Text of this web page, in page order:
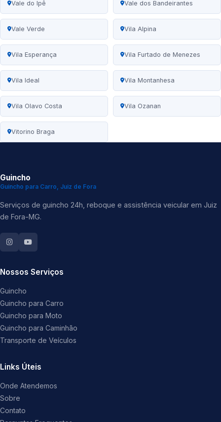
Vale do Ipê Vale dos Bandeirantes
Vale Verde Vila Alpina
Vila Esperança Vila Furtado de Menezes
Vila Ideal Vila Montanhesa
Vila Olavo Costa Vila Ozanan
Vitorino Braga
Guincho
Guincho para Carro, Juiz de Fora
Serviços de guincho 24h, reboque e assistência veicular em Juiz
de Fora-MG.
Nossos Serviços
Guincho
Guincho para Carro
Guincho para Moto
Guincho para Caminhão
Transporte de Veículos
Links Úteis
Onde Atendemos
Sobre
Contato